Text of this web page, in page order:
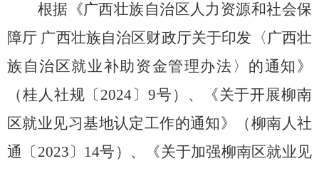
根据《广西壮族自治区人力资源和社会保
障厅 广西壮族自治区财政厅关于印发〈广西壮
族自治区就业补助资金管理办法〉的通知》
（桂人社规〔2024〕9号）、《关于开展柳南
区就业见习基地认定工作的通知》（柳南人社
通〔2023〕14号）、《关于加强柳南区就业见